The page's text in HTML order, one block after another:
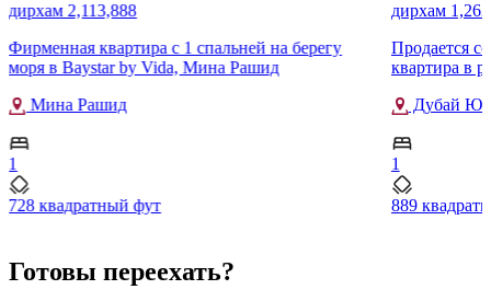
дирхам 2,113,888
Фирменная квартира с 1 спальней на берегу
моря в Baystar by Vida, Мина Рашид
Мина Рашид
1
728 квадратный фут
дирхам
Продается
квартира в
Дубай Юг
1
889
Готовы переехать?